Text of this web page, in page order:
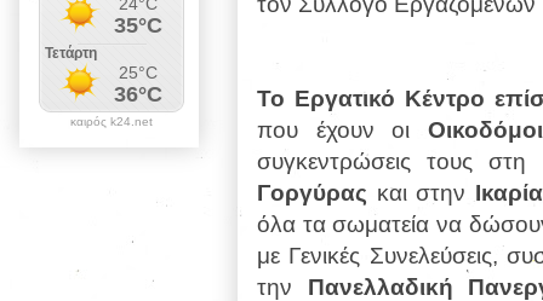
Το Εργατικό Κέντρο
που έχουν οι
συγκεντρώσεις τους στη
Γοργύρας και στην
όλα τα σωματεία να
με Γενικές Συνελεύσεις,
την Πανελλαδική
καιρός k24.net